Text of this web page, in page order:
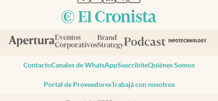
ContactoCanales de WhatsAppSuscribiteQuiénes Somos
Portal de ProveedoresTrabajá con nosotros